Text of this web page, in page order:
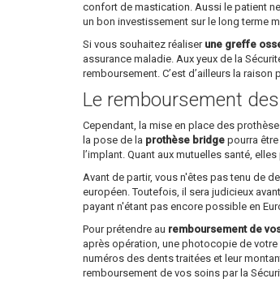
confort de mastication. Aussi le patient
un bon investissement sur le long terme
Si vous souhaitez réaliser une greffe
assurance maladie. Aux yeux de la
remboursement. C’est d’ailleurs la
Le remboursement
Cependant, la mise en place des
la pose de la prothèse bridge pourra
l’implant. Quant aux mutuelles santé,
Avant de partir, vous n'êtes pas tenu de
européen. Toutefois, il sera judicieux
payant n'étant pas encore possible en
Pour prétendre au remboursement de
après opération, une photocopie de
numéros des dents traitées et leur
remboursement de vos soins par la